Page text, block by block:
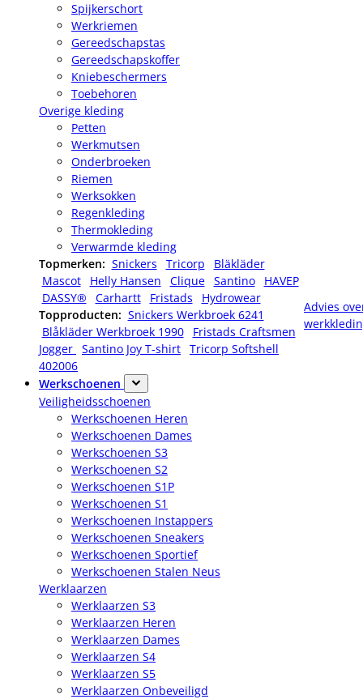
Spijkerschort
Werkriemen
Gereedschapstas
Gereedschapskoffer
Kniebeschermers
Toebehoren
Overige kleding
Petten
Werkmutsen
Onderbroeken
Riemen
Werksokken
Regenkleding
Thermokleding
Verwarmde kleding
Topmerken: Snickers Tricorp
Bläkläder
Mascot
Helly Hansen Clique Santino
HAVEP
DASSY®
Carhartt Fristads
Hydrowear
Topproducten: Snickers Werkbroek 6241
Blåkläder Werkbroek 1990
Fristads Craftsmen
Jogger Santino Joy T-shirt Tricorp Softshell
402006
Advies
Werkschoenen
Veiligheidsschoenen
Werkschoenen Heren
Werkschoenen Dames
Werkschoenen S3
Werkschoenen S2
Werkschoenen S1P
Werkschoenen S1
Werkschoenen Instappers
Werkschoenen Sneakers
Werkschoenen Sportief
Werkschoenen Stalen Neus
Werklaarzen
Werklaarzen S3
Werklaarzen Heren
Werklaarzen Dames
Werklaarzen S4
Werklaarzen S5
Werklaarzen Onbeveiligd